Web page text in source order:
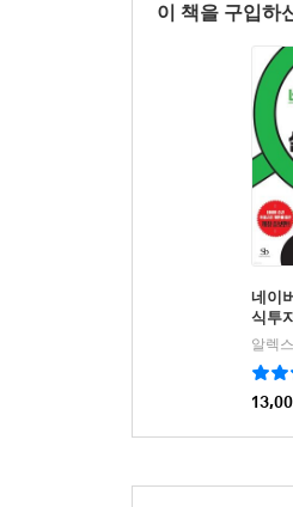
이 책을 구입하
네이
식투
증보
알렉